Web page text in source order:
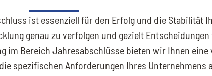
ist essenziell für den Erfolg und die Stabilität
genau zu verfolgen und gezielt
im Bereich Jahresabschlüsse bieten wir Ihnen eine
spezifischen Anforderungen Ihres Unternehmens